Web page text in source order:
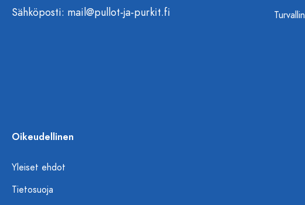
Sähköposti: mail@pullot-ja-purkit.fi
Oikeudellinen
Yleiset ehdot
Tietosuoja